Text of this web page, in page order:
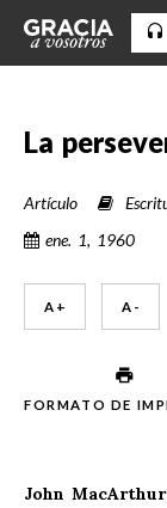
La
Artículo
ene. 1, 1960
A + A -
FORMATO DE
John MacArthur